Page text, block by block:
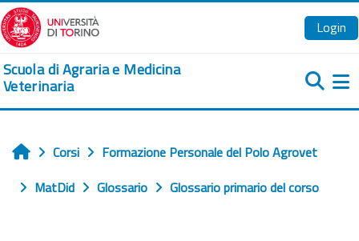
Vai al contenuto principale
Login
Scuola di Agraria e Medicina
Veterinaria
Home
Corsi
Formazione Personale del Polo Agrovet
MatDid
Glossario Glossario primario del corso